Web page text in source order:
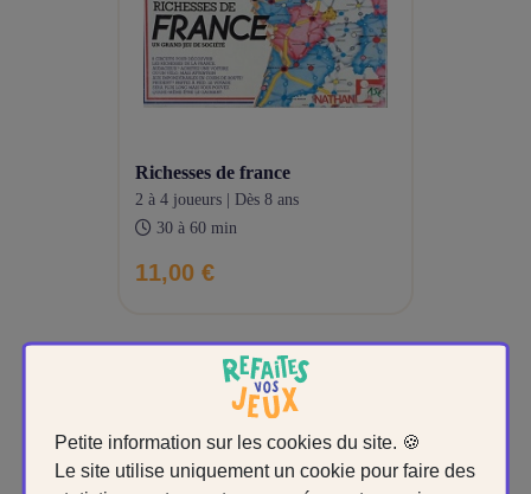
Petite information sur les cookies du site. 🍪
Le site utilise uniquement un cookie pour faire des
richesses de france
2 à 4 joueurs | Dès 8 ans
30 à 60 min
11,00 €